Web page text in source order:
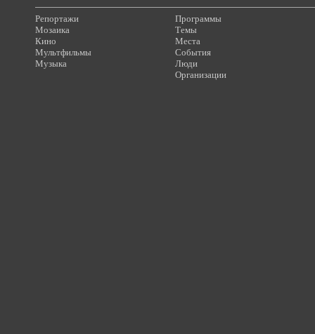
Репортажи
Мозаика
Кино
Мультфильмы
Музыка
Программы
Темы
Места
События
Люди
Организации